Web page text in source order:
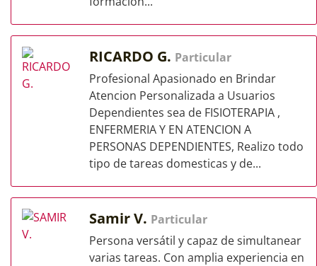
RICARDO G. Particular
Profesional Apasionado en Brindar
Atencion Personalizada a Usuarios
Dependientes sea de FISIOTERAPIA ,
ENFERMERIA Y EN ATENCION A
PERSONAS DEPENDIENTES, Realizo todo
tipo de tareas domesticas y de...
Samir V. Particular
Persona versátil y capaz de simultanear
varias tareas. Con amplia experiencia en